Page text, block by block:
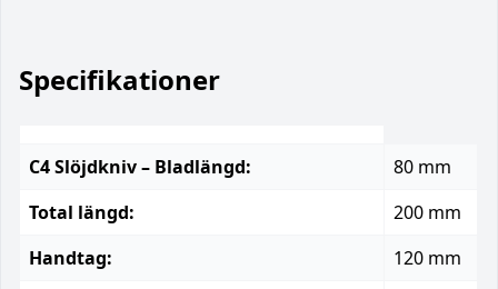
Specifikationer
C4 Slöjdkniv – Bladlängd:
80 mm
Total längd:
200 mm
Handtag:
120 mm